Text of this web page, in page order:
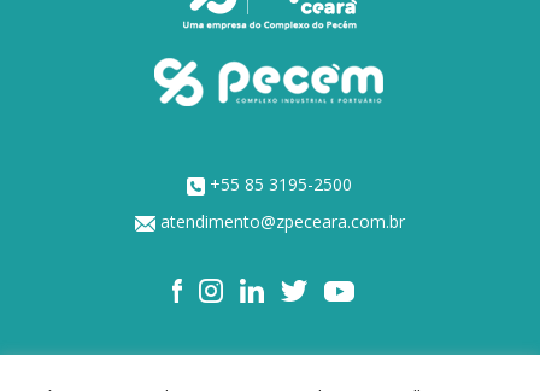
+55 85 3195-2500
atendimento@zpeceara.com.br
NOSSOS ACIONISTAS